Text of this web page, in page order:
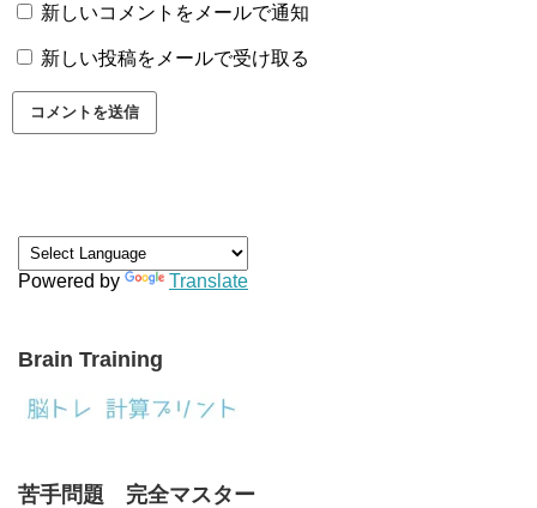
新しいコメントをメールで通知
新しい投稿をメールで受け取る
Powered by Translate
Brain Training
苦手問題 完全マスター